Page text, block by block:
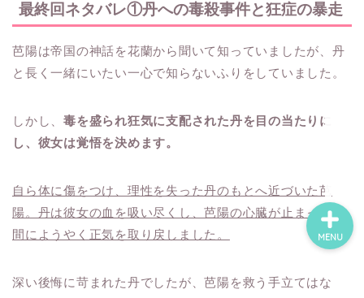
最終回ネタバレ①丹への毒殺事件と狂症の暴走
芭陽は帝国の神話を花蘭から聞いて知っていましたが、丹
と長く一緒にいたい一心で知らないふりをしていました。
しかし、毒を盛られ狂気に支配された丹を目の当たりに
し、彼女は覚悟を決めます。
自ら体に傷をつけ、理性を失った丹のもとへ近づいた芭
陽。丹は彼女の血を吸い尽くし、芭陽の心臓が止まった瞬
間にようやく正気を取り戻しました。
深い後悔に苛まれた丹でしたが、芭陽を救う手立てはな
MENU
無料で読める漫画・小説
漫画・小説新刊情報